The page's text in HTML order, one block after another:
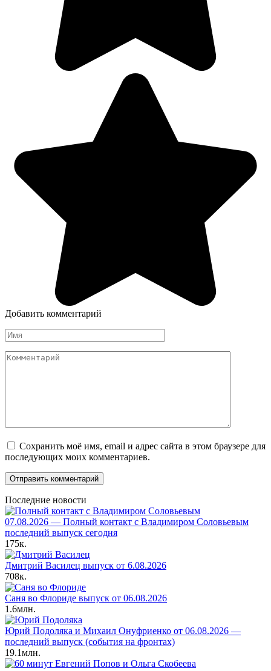
Добавить комментарий
Имя
Комментарий
Сохранить моё имя, email и адрес сайта в этом браузере для
последующих моих комментариев.
Последние новости
07.08.2026 — Полный контакт с Владимиром Соловьевым
последний выпуск сегодня
175к.
Дмитрий Василец выпуск от 6.08.2026
708к.
Саня во Флориде выпуск от 06.08.2026
1.6млн.
Юрий Подоляка и Михаил Онуфриенко от 06.08.2026 —
последний выпуск (события на фронтах)
19.1млн.